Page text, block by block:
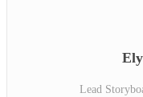
Lead